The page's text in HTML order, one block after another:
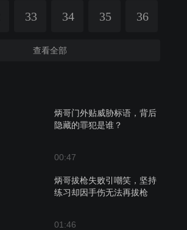
33 34 35 36
查看全部
炳哥门外贴威胁标语，背后
隐藏的罪犯是谁？
00:47
炳哥拔枪失败引嘲笑，坚持
练习却因手伤无法再拔枪
01:46